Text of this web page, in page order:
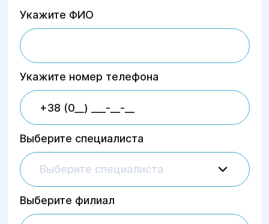
Укажите ФИО
Укажите номер телефона
Выберите специалиста
Выберите специалиста
Выберите филиал